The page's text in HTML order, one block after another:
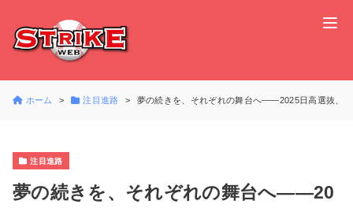
ホーム 注目進路 夢の続きを、それぞれの舞台へ――2025日高選抜、
注目進路
夢の続きを、それぞれの舞台へ――20